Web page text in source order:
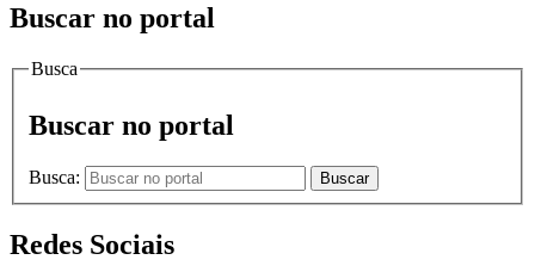
Buscar no portal
Busca
Buscar no portal
Busca: Buscar
Redes Sociais